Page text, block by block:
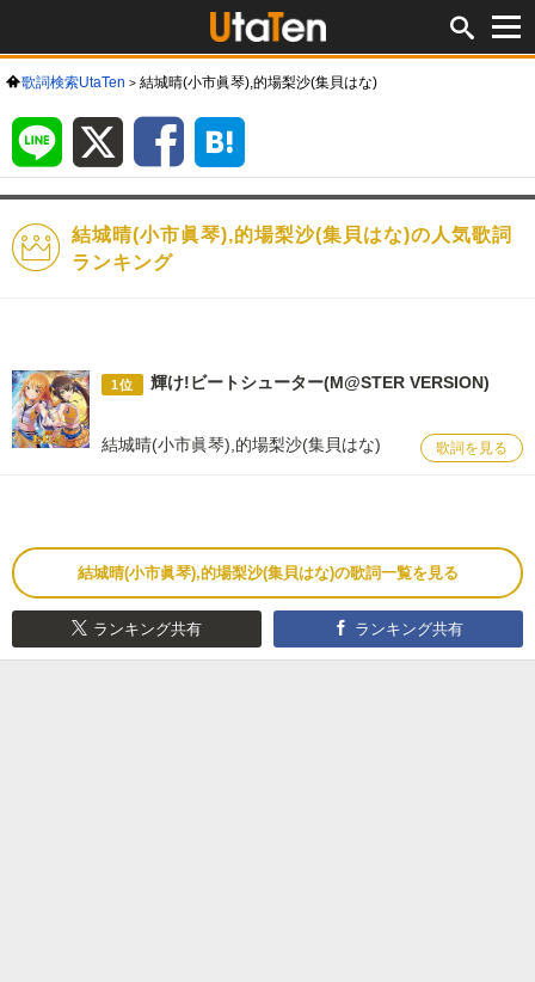
歌詞検索UtaTen 結城晴(小市眞琴),的場梨沙(集貝はな)
LINE Facebook
ク
ー
結城晴(小市眞琴),的場梨沙(集貝はな)の人気歌詞
ランキング
1位 輝け!ビートシューター(M@STER VERSION)
結城晴(小市眞琴),的場梨沙(集貝はな) 歌詞を見る
結城晴(小市眞琴),的場梨沙(集貝はな)の歌詞一覧を見る
ランキング共有 ランキング共有